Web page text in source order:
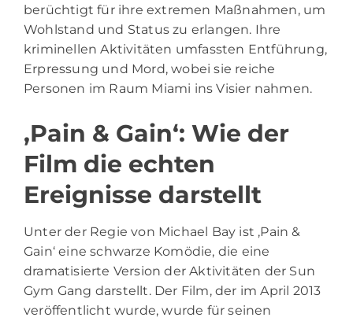
berüchtigt für ihre extremen Maßnahmen, um
Wohlstand und Status zu erlangen. Ihre
kriminellen Aktivitäten umfassten Entführung,
Erpressung und Mord, wobei sie reiche
Personen im Raum Miami ins Visier nahmen.
‚Pain & Gain‘: Wie der
Film die echten
Ereignisse darstellt
Unter der Regie von Michael Bay ist ‚Pain &
Gain‘ eine schwarze Komödie, die eine
dramatisierte Version der Aktivitäten der Sun
Gym Gang darstellt. Der Film, der im April 2013
veröffentlicht wurde, wurde für seinen